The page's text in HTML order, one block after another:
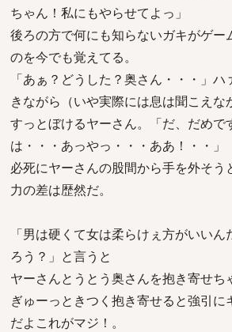
ちゃん！私にもやらせてよっ」
後ろの方で何にも知らないガキがゲー
のを今でも覚えてる。
「あぁ？どうした？奥さん・・・」
きながら（いや実際には息は聞こえな
すっとぼけるヤーさん。「だ、だめで
は・・・あっやっ・・・ああ！・・」
必死にヤーさんの股間から手を外そう
力の差は歴然だ。
「男は硬くて女は柔らけぇ方がいい
ろう？」と言うと
ヤーさんとうとう奥さんを抱き寄せち
ぎゅーっときつく抱き寄せると強引に
だよこれがマジ！。